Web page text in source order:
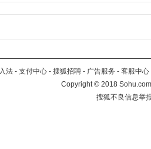
法 - 支付中心 - 搜狐招聘 - 广告服务 - 客服中心
Copyright©2018
搜狐不良信息举